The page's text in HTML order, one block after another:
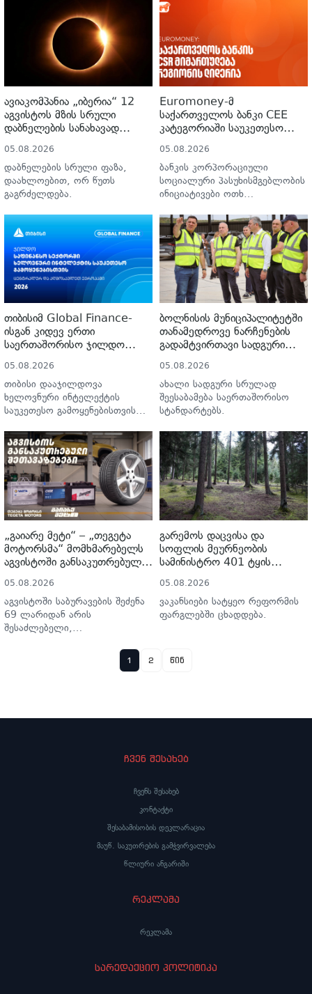
ავიაკომპანია „იბერია“ 12
აგვისტოს მზის სრული
დაბნელების სანახავად
05.08.2026
დაბნელების სრული ფაზა,
დაახლოებით, ორ წუთს
გაგრძელდება.
Euromoney-მ
საქართველოს ბანკი CEE
კატეგორიაში საუკეთესო
კორპორაციული სოციალური
პასუხისმგებლობის
მიმართულებით
05.08.2026
ბანკის კორპორაციული
სოციალური პასუხისმგებლობის
ინიციატივები ოთხ
თიბისიმ Global Finance-
ისგან კიდევ ერთი
საერთაშორისო ჯილდო
05.08.2026
თიბისი დააჯილდოვა
ხელოვნური ინტელექტის
საუკეთესო გამოყენებისთვის
ევროპაში.
ბოლნისის მუნიციპალიტეტში
თანამედროვე ნარჩენების
გადამტვირთავი სადგური
05.08.2026
ახალი სადგური სრულად
შეესაბამება საერთაშორისო
სტანდარტებს.
„გაიარე მეტი“ – „თეგეტა
მოტორსმა“ მომხმარებელს
აგვისტოში განსაკუთრებული
05.08.2026
აგვისტოში საბურავების შეძენა
69 ლარიდან არის
შესაძლებელი,
გარემოს დაცვისა და
სოფლის მეურნეობის
სამინისტრო 401 ტყის
05.08.2026
ვაკანსიები სატყეო რეფორმის
ფარგლებში ცხადდება.
1 2 წინ
ჩვენ შესახებ
ჩვენს შესახებ
კონტაქტი
შესაბამისობის დეკლარაცია
მაუწ. საკუთრების გამჭვირვალება
წლიური ანგარიში
რეკლამა
რეკლამა
სარედაქციო პოლიტიკა